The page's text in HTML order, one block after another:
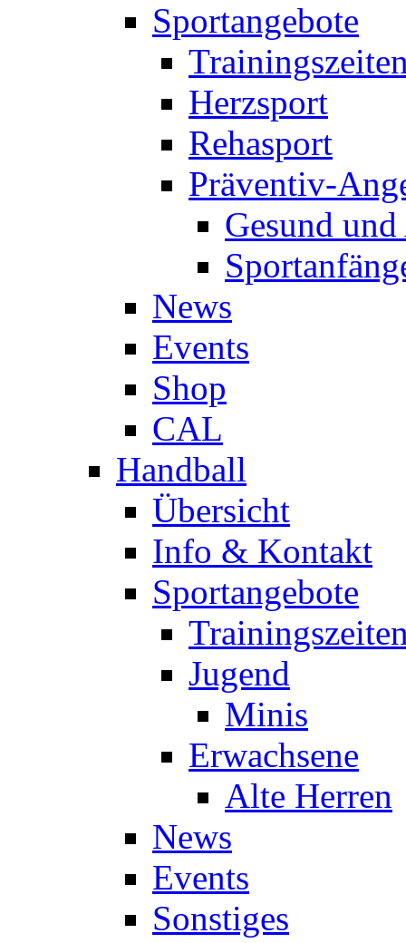
Sportangebote
Herzsport
Rehasport
Präventiv-
Gesund
News
Events
Shop
CAL
Handball
Übersicht
Info & Kontakt
Sportangebote
Jugend
Minis
Erwachsene
Alte Herren
News
Events
Sonstiges